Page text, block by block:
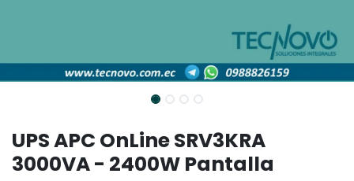
UPS APC OnLine SRV3KRA
3000VA - 2400W Pantalla